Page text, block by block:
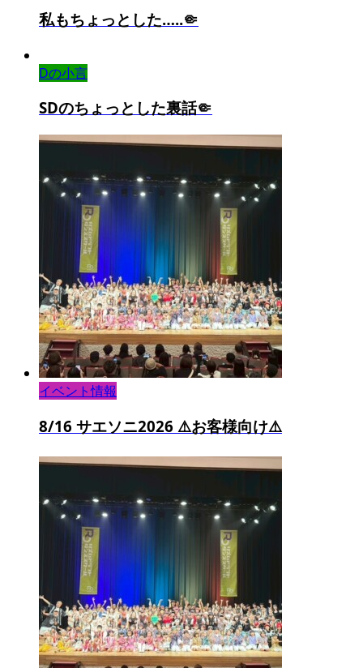
私もちょっとした…..🤏
Dの小言
SDのちょっとした裏話🤏
イベント情報
8/16 サエソニ2026 ⚠️お客様向け⚠️